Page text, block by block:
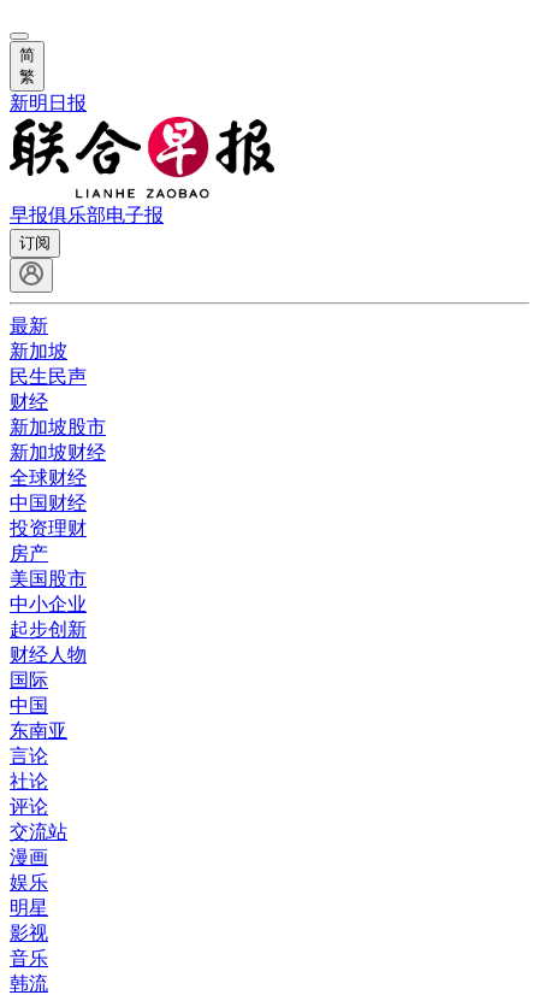
简
繁
新明日报
早报俱乐部电子报
订阅
最新
新加坡
民生民声
财经
新加坡股市
新加坡财经
全球财经
中国财经
投资理财
房产
美国股市
中小企业
起步创新
财经人物
国际
中国
东南亚
言论
社论
评论
交流站
漫画
娱乐
明星
影视
音乐
韩流